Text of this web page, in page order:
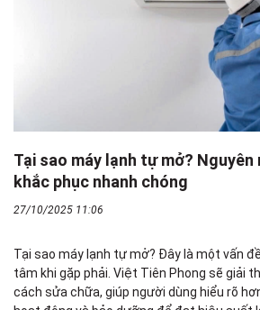
Tại sao máy lạnh tự mở? Nguyên
khắc phục nhanh chóng
27/10/2025 11:06
Tại sao máy lạnh tự mở? Đây là một vấn
tâm khi gặp phải. Việt Tiên Phong sẽ giải
cách sửa chữa, giúp người dùng hiểu rõ